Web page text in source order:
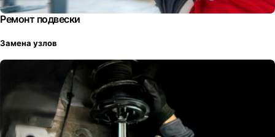
Ремонт подвески
Замена узлов